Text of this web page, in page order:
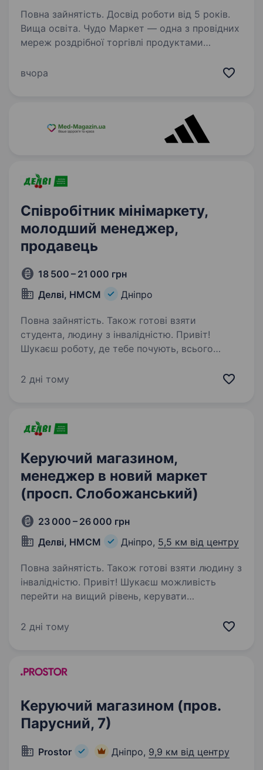
Повна зайнятість. Досвід роботи від 5 років.
Вища освіта. Чудо Маркет — одна з провідних
мереж роздрібної торгівлі продуктами
Регіонального керуючого. Ми шукаємо
вчора
Співробітник мінімаркету,
молодший менеджер,
продавець
18 500 – 21 000 грн
Делві, НМСМ
Дніпро
Повна зайнятість. Також готові взяти
студента, людину з інвалідністю. Привіт!
Шукаєш роботу, де тебе почують, всього
великих супермаркетів? Ми — мережа
Оскільки…
2 дні тому
Керуючий магазином,
менеджер в новий маркет
(просп. Слобожанський)
23 000 – 26 000 грн
Делві, НМСМ
Дніпро, 5,5 км від центру
Повна зайнятість. Також готові взяти людину з
інвалідністю. Привіт! Шукаєш можливість
перейти на вищий рівень, керувати
завдань великих супермаркетів? Або,
2 дні тому
Керуючий магазином (пров.
Парусний, 7)
Prostor Дніпро, 9,9 км від центру